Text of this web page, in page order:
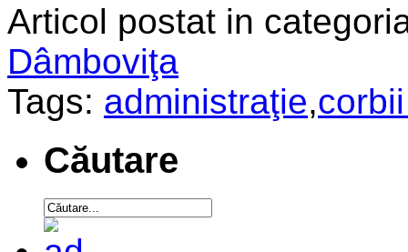
Articol postat in
Dâmboviţa
Tags: administraţie,
Căutare